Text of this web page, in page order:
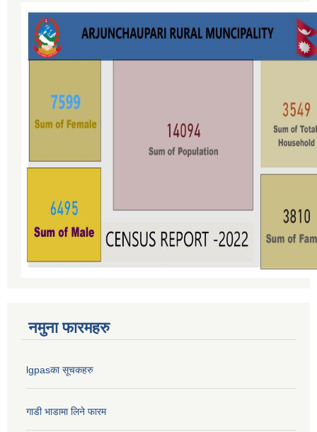
नमुना फारमहरु
lgpasका सूचकहरु
गाडी भाडामा लिने फारम